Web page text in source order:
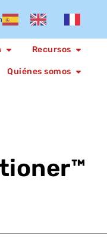
Recursos
Quiénes somos